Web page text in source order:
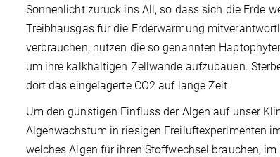
Sonnenlicht zurück ins All, so dass sich die Erde
Treibhausgas für die Erderwärmung
verbrauchen, nutzen die so genannten
um ihre kalkhaltigen Zellwände aufzubauen.
dort das eingelagerte CO2 auf lange Zeit.
Um den günstigen Einfluss der Algen auf unser
Algenwachstum in riesigen Freiluftexperimenten
welches Algen für ihren Stoffwechsel brauchen,